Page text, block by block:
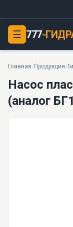
☰ 777-
Главная/ Продукция/
Насос
Насос
(аналог